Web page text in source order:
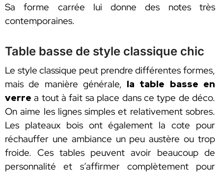
Sa forme carrée lui donne des notes très
contemporaines.
Table basse de style classique chic
Le style classique peut prendre différentes formes,
mais de manière générale, la table basse en
verre a tout à fait sa place dans ce type de déco.
On aime les lignes simples et relativement sobres.
Les plateaux bois ont également la cote pour
réchauffer une ambiance un peu austère ou trop
froide. Ces tables peuvent avoir beaucoup de
personnalité et s’affirmer complètement pour